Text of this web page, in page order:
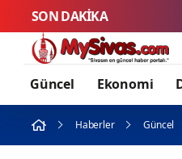
SON DAKİKA
Güncel Ekonomi
Haberler Güncel